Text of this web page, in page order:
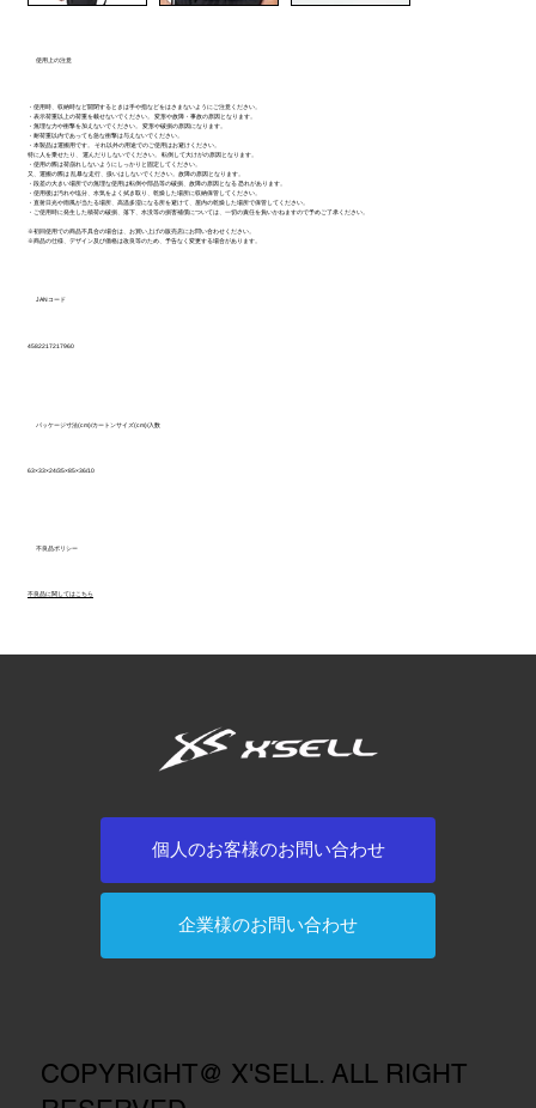
使用上の注意
・使用時、収納時など開閉するときは手や指などをはさまないようにご注意ください。
・表示荷重以上の荷重を載せないでください。 変形や故障・事故の原因となります。
・無理な力や衝撃を加えないでください。 変形や破損の原因になります。
・耐荷重以内であっても急な衝撃は与えないでください。
・本製品は運搬用です。 それ以外の用途でのご使用はお避けください。
特に人を乗せたり、 運んだりしないでください。 転倒して大けがの原因となります。
・使用の際は荷崩れしないようにしっかりと固定してください。
又、運搬の際は 乱暴な走行、扱いはしないでください。故障の原因となります。
・段差の大きい場所での無理な使用は転倒や部品等の破損、故障の原因となる 恐れがあります。
・使用後は汚れや塩分、水気をよく拭き取り、乾燥した場所に収納保管してください。
・直射日光や雨風が当たる場所、高温多湿になる所を避けて、屋内の乾燥した場所で保管してください。
・ご使用時に発生した積荷の破損、落下、水没等の損害補償については、一切の責任を負いかねますので予めご了承ください。
※初回使用での商品不具合の場合は、お買い上げの販売店にお問い合わせください。
※商品の仕様、デザイン及び価格は改良等のため、予告なく変更する場合があります。
JANコード
4582217217960
不良品ポリシー
不良品に関してはこちら
パッケージ寸法(cm)/カートンサイズ(cm)/入数
63×33×24/35×85×36/10
COPYRIGHT@ X'SELL. ALL RIGHT
個人のお客様のお問い合わせ
企業様のお問い合わせ